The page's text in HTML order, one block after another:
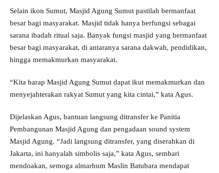
Selain ikon Sumut, Masjid Agung Sumut pastilah bermanfaat
besar bagi masyarakat. Masjid tidak hanya berfungsi sebagai
sarana ibadah ritual saja. Banyak fungsi masjid yang bermanfaat
besar bagi masyarakat, di antaranya sarana dakwah, pendidikan,
hingga memakmurkan masyarakat.
“Kita harap Masjid Agung Sumut dapat ikut memakmurkan dan
menyejahterakan rakyat Sumut yang kita cintai,” kata Agus.
Dijelaskan Agus, bantuan langsung ditransfer ke Panitia
Pembangunan Masjid Agung dan pengadaan sound system
Masjid Agung. “Jadi langsung ditransfer, yang diserahkan di
Jakarta, ini hanyalah simbolis saja,” kata Agus, sembari
mendoakan, semoga almarhum Maslin Batubara mendapat